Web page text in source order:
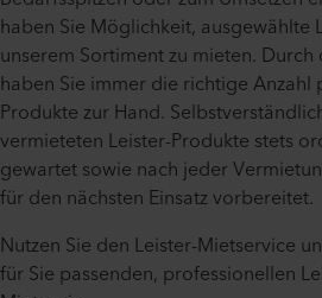
haben Sie Möglichkeit, ausgewählte
unserem Sortiment zu mieten.
haben Sie immer die richtige Anzahl
Produkte zur Hand.
vermieteten Leister-Produkte stets
gewartet sowie nach jeder
für den nächsten Einsatz vorbereitet.
Nutzen Sie den Leister-Mietservice
für Sie passenden, professionellen